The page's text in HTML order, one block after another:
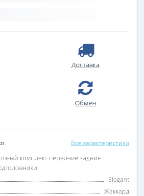
Доставка
Обмен
Все характеристики
комплект передние задние
Elegant
Жаккард